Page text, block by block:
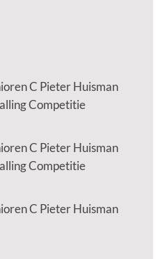
C Pieter Huisman
Competitie
C Pieter Huisman
Competitie
C Pieter Huisman